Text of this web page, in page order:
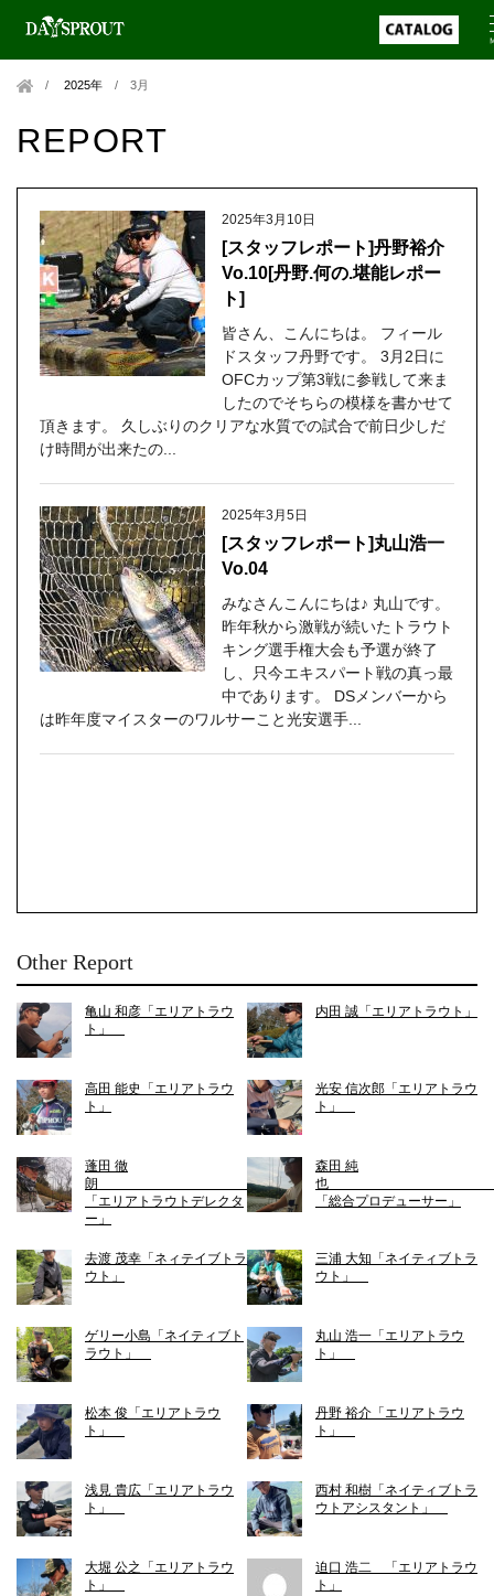
2025年 /3月
REPORT
2025年3月10日
[スタッフレポート]丹野裕介
Vo.10[丹野.何の.堪能レポー
ト]
皆さん、こんにちは。 フィール
ドスタッフ丹野です。 3月2日に
OFCカップ第3戦に参戦して来ま
したのでそちらの模様を書かせて
頂きます。 久しぶりのクリアな水質での試合で前日少しだ
け時間が出来たの...
2025年3月5日
[スタッフレポート]丸山浩一
Vo.04
みなさんこんにちは♪ 丸山です。
昨年秋から激戦が続いたトラウト
キング選手権大会も予選が終了
し、只今エキスパート戦の真っ最
中であります。 DSメンバーから
は昨年度マイスターのワルサーこと光安選手...
Other Report
亀山 和彦「エリアトラウ
ト」
内田 誠「エリアトラウト」
高田 能史「エリアトラウ
ト」
光安 信次郎「エリアトラウ
ト」
蓬田 徹
朗
「エリアトラウトデレクタ
ー」
森田 純
「総合プロデューサー」
去渡 茂幸「ネィテイブトラ
ウト」
三浦 大知「ネイティブトラ
ウト」
ゲリー小島「ネイティブト
ラウト」
丸山 浩一「エリアトラウ
ト」
松本 俊「エリアトラウ
ト」
丹野 裕介「エリアトラウ
ト」
浅見 貴広「エリアトラウ
ト」
西村 和樹「ネイティブトラ
ウトアシスタント」
大堀 公之「エリアトラウ
ト」
迫口 浩二 「エリアトラウ
ト」